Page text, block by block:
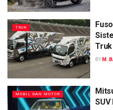
TRUK
BY M.
MOBIL DAN MOTOR
SUV